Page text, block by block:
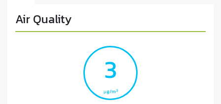
Air Quality
3
μg/m3